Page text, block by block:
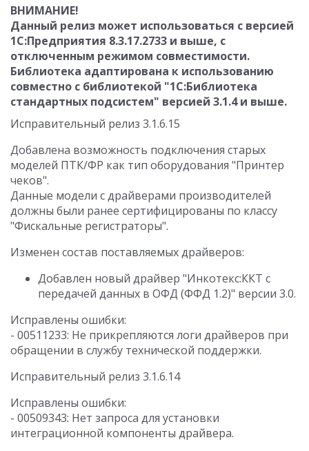
ВНИМАНИЕ!
Данный релиз может использоваться с версией
1С:Предприятия 8.3.17.2733 и выше, с
отключенным режимом совместимости.
Библиотека адаптирована к использованию
совместно с библиотекой "1С:Библиотека
стандартных подсистем" версией 3.1.4 и выше.
Исправительный релиз 3.1.6.15
Добавлена возможность подключения старых
моделей ПТК/ФР как тип оборудования "Принтер
чеков".
Данные модели с драйверами производителей
должны были ранее сертифицированы по классу
"Фискальные регистраторы".
Изменен состав поставляемых драйверов:
Добавлен новый драйвер "Инкотекс:ККТ с
передачей данных в ОФД (ФФД 1.2)" версии 3.0.
Исправлены ошибки:
- 00511233: Не прикрепляются логи драйверов при
обращении в службу технической поддержки.
Исправительный релиз 3.1.6.14
Исправлены ошибки:
- 00509343: Нет запроса для установки
интеграционной компоненты драйвера.